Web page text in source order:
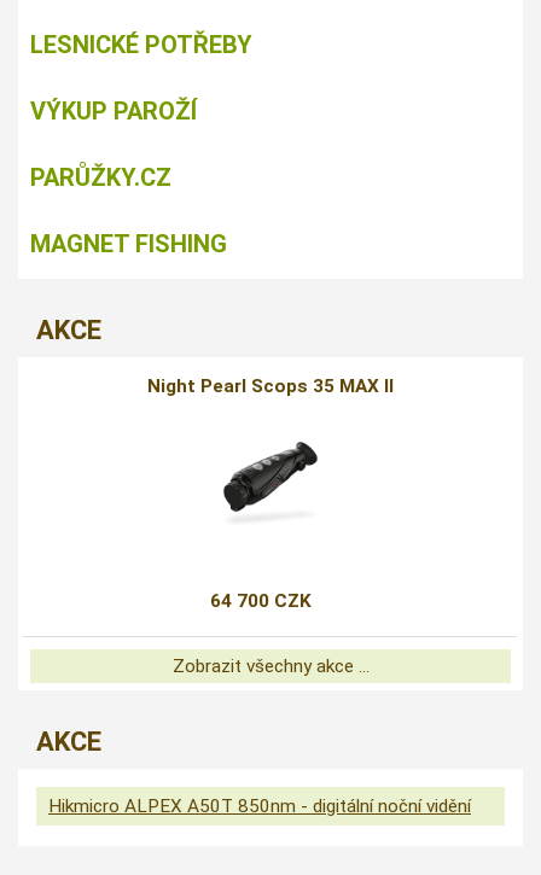
LESNICKÉ POTŘEBY
VÝKUP PAROŽÍ
PARŮŽKY.CZ
MAGNET FISHING
AKCE
Night Pearl Scops 35 MAX II
64 700 CZK
Zobrazit všechny akce ...
AKCE
Hikmicro ALPEX A50T 850nm - digitální noční vidění